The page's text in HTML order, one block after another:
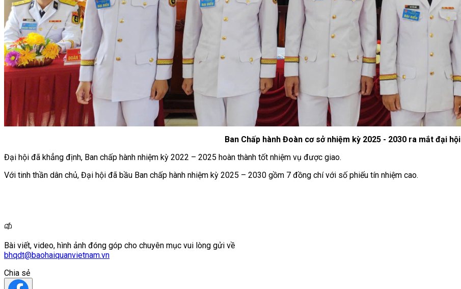
Ban Chấp hành Đoàn cơ sở nhiệm kỳ 2025 - 2030 ra mắt đại hội
Đại hội đã khẳng định, Ban chấp hành nhiệm kỳ 2022 – 2025 hoàn thành tốt nhiệm vụ được giao.
Với tinh thần dân chủ, Đại hội đã bầu Ban chấp hành nhiệm kỳ 2025 – 2030 gồm 7 đồng chí với số phiếu tín nhiệm cao.
Bài viết, video, hình ảnh đóng góp cho chuyên mục vui lòng gửi về
bhqdt@baohaiquanvietnam.vn
Chia sẻ